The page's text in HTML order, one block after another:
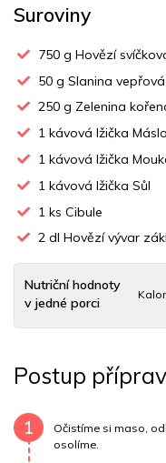
Suroviny
750 g Hovězí
50 g Slanina vepřová
250 g Zelenina
1 kávová lžička
1 kávová lžička
1 kávová lžička Sůl
1 ks Cibule
2 dl Hovězí vývar
Nutriční hodnoty
v jedné porci
Uhlovodany 3 g
Draslík 428 mg
Postup
1
Očistíme si maso,
osolíme.